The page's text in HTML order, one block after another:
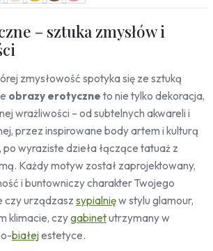
– sztuka zmysłów i
zmysłowość spotyka się ze sztuką
obrazy erotyczne to nie tylko dekoracja,
wrażliwości – od subtelnych akwareli i
przez inspirowane body artem i kulturą
wyraziste dzieła łączące tatuaż z
Każdy motyw został zaprojektowany,
i buntowniczy charakter Twojego
czy urządzasz sypialnięw stylu glamour,
klimacie, czygabinetutrzymany w
białejestetyce.